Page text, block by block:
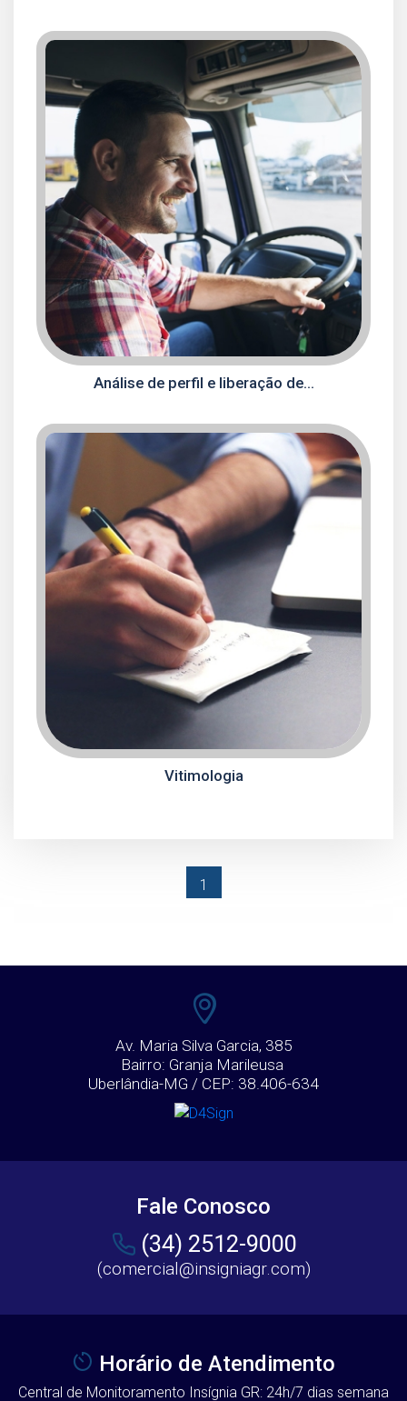
Análise de perfil e liberação de...
Vitimologia
1
Av. Maria Silva Garcia, 385
Bairro: Granja Marileusa
Uberlândia-MG / CEP: 38.406-634
Fale Conosco
(34) 2512-9000
(comercial@insigniagr.com)
Horário de Atendimento
Central de Monitoramento Insígnia GR: 24h/7 dias semana